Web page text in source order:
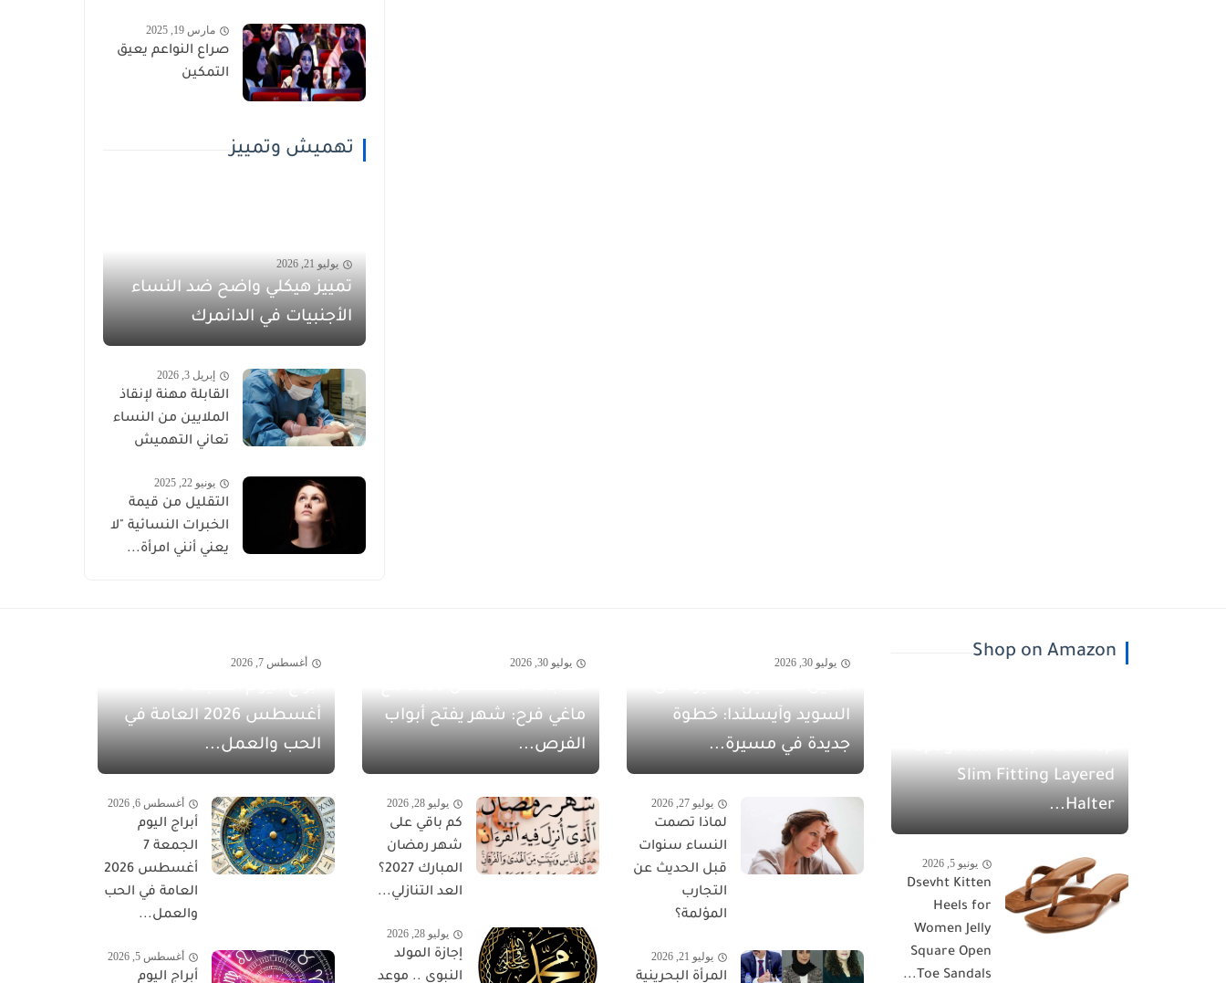
مارس 19, 2025
صراع النواعم يعيق
التمكين
تهميش وتمييز
يوليو 21, 2026
تمييز هيكلي واضح ضد النساء
الأجنبيات في الدانمرك
إبريل 3, 2026
القابلة مهنة لإنقاذ
الملايين من النساء
تعاني التهميش
يونيو 22, 2025
التقليل من قيمة
الخبرات النسائية "لا
يعني أنني امرأة...
Shop on Amazon
Slim Fitting Layered
Halter...
يونيو 5, 2026
Dsevht Kitten
Heels for
Women Jelly
Square Open
Toe Sandals...
يوليو 30, 2026
السويد وآيسلندا: خطوة
جديدة في مسيرة...
يوليو 27, 2026
لماذا تصمت
النساء سنوات
قبل الحديث عن
التجارب
المؤلمة؟
يوليو 21, 2026
المرأة البحرينية
يوليو 30, 2026
ماغي فرح: شهر يفتح أبواب
الفرص...
يوليو 28, 2026
كم باقي على
شهر رمضان
المبارك 2027؟
العد التنازلي...
يوليو 28, 2026
إجازة المولد
النبوي .. موعد
أغسطس 7, 2026
أغسطس 2026 العامة في
الحب والعمل...
أغسطس 6, 2026
أبراج اليوم
الجمعة 7
أغسطس 2026
العامة في الحب
والعمل...
أغسطس 5, 2026
أبراج اليوم